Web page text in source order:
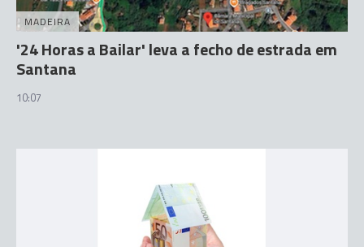
MADEIRA
'24 Horas a Bailar' leva a fecho de estrada em
Santana
10:07